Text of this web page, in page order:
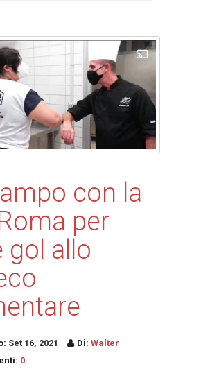
con la
per
gol allo
Set 16, 2021 Di: Walter
0